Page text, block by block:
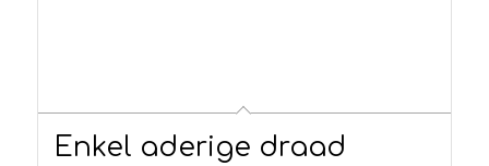
Enkel aderige draad